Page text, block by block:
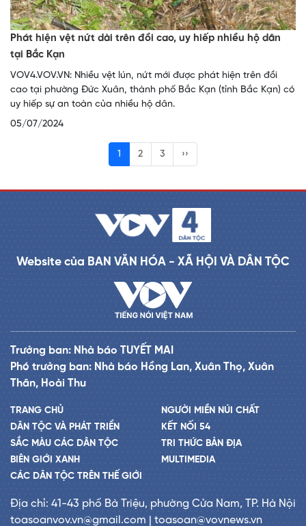
Phát hiện vệt nứt dài trên đồi cao, uy hiếp nhiều hộ dân
tại Bắc Kạn
VOV4.VOV.VN: Nhiều vệt lún, nứt mới được phát hiện trên đồi
cao tại phường Đức Xuân, thành phố Bắc Kạn (tỉnh Bắc Kạn) có
uy hiếp sự an toàn của nhiều hộ dân.
05/07/2024
1 2 3 ››
Website của BAN VĂN HÓA - XÃ HỘI VÀ DÂN TỘC
Trưởng ban: Nhà báo TUYẾT MAI
Phó trưởng ban: Nhà báo Hồng Lan, Xuân Thọ, Xuân
Thân, Hoài Thu
TRANG CHỦ
DÂN TỘC VÀ PHÁT TRIỂN
SẮC MÀU CÁC DÂN TỘC
BIÊN GIỚI XANH
CÁC DÂN TỘC TRÊN THẾ GIỚI
NGƯỜI MIỀN NÚI CHẤT
KẾT NỐI 54
TRI THỨC BẢN ĐỊA
MULTIMEDIA
Địa chỉ: 41-43 phố Bà Triệu, phường Cửa Nam, TP. Hà Nội
toasoanvov.vn@gmail.com | toasoan@vovnews.vn